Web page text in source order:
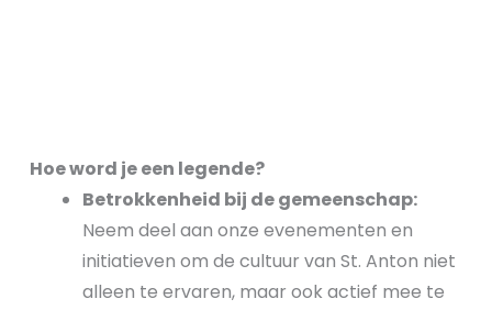
Hoe word je een legende?
Betrokkenheid bij de gemeenschap:
Neem deel aan onze evenementen en
initiatieven om de cultuur van St. Anton niet
alleen te ervaren, maar ook actief mee te